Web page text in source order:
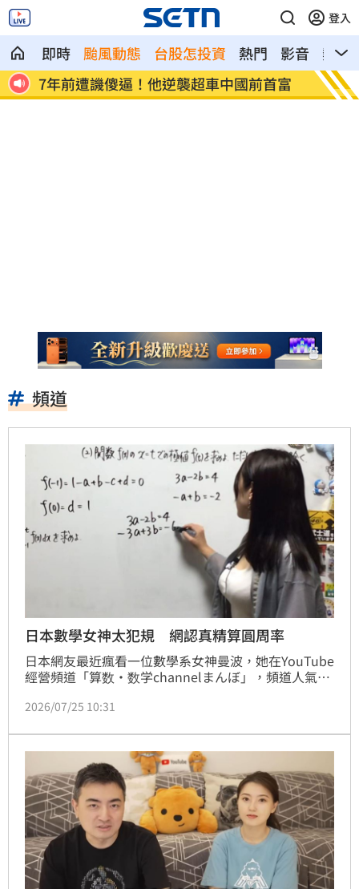
登入
即時 颱風動態 台股怎投資 熱門 影音
熱搜
女兒一句話 兩老退休生活全變調
記憶
襲
頻道
日本數學女神太犯規 網認真精算圓周率
日本網友最近瘋看一位數學系女神曼波，她在YouTube
經營頻道「算数・数学channelまんぼ」，頻道人氣強
年春天一夕爆紅，近期的最新影片更創下短短12天突破
在太強大，讓人根本無法專心看黑板。
2026/07/25 10:31